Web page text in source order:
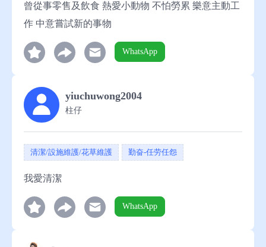
曾從事零售及飲食 熱愛小動物 不怕勞累 樂意主動工
作 中意嘗試新的事物
WhatsApp
yiuchuwong2004
柱仔
清潔/設施維護/花草維護 勤奋-任劳任怨
我愛清潔
WhatsApp